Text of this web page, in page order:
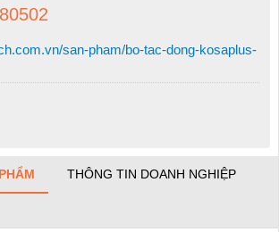
san-pham/bo-tac-dong-kosaplus-
THÔNG TIN DOANH NGHIỆP